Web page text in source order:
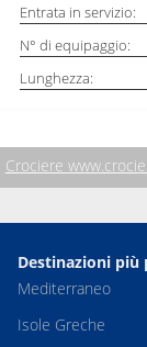
Entrata in servizio:
N° di equipaggio:
Lunghezza:
Crociere
Destinazioni più
Mediterraneo
Isole Greche